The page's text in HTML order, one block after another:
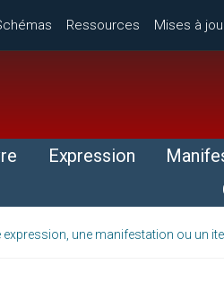
Ressources Mises à
Expression
une manifestation ou un